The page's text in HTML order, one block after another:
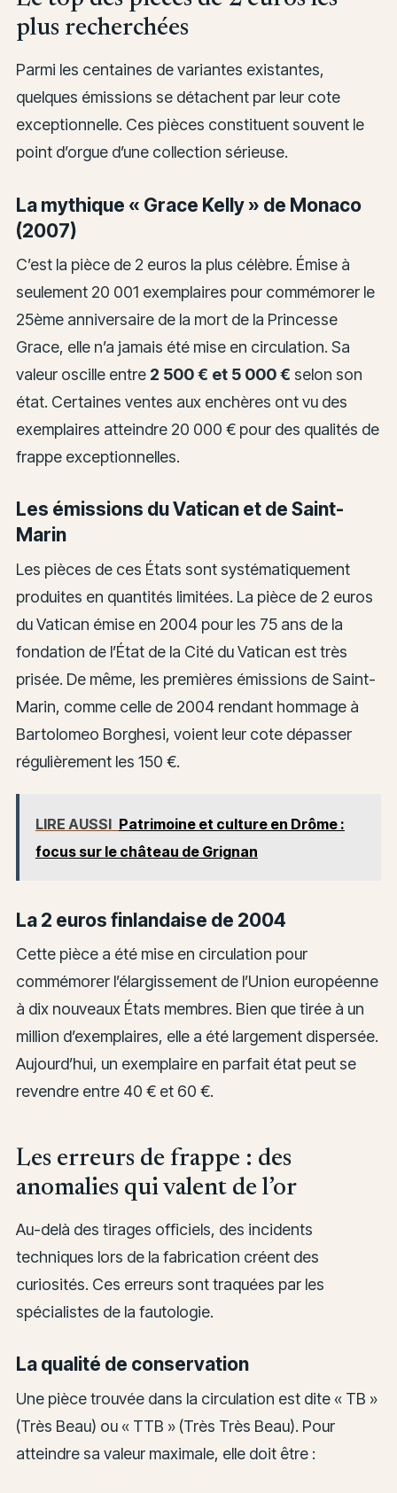
plus recherchées
Parmi les centaines de variantes existantes,
quelques émissions se détachent par leur cote
exceptionnelle. Ces pièces constituent souvent le
point d’orgue d’une collection sérieuse.
La mythique « Grace Kelly » de Monaco
(2007)
C’est la pièce de 2 euros la plus célèbre. Émise à
seulement 20 001 exemplaires pour commémorer le
25ème anniversaire de la mort de la Princesse
Grace, elle n’a jamais été mise en circulation. Sa
valeur oscille entre 2 500 € et 5 000 € selon son
état. Certaines ventes aux enchères ont vu des
exemplaires atteindre 20 000 € pour des qualités de
frappe exceptionnelles.
Les émissions du Vatican et de Saint-
Marin
Les pièces de ces États sont systématiquement
produites en quantités limitées. La pièce de 2 euros
du Vatican émise en 2004 pour les 75 ans de la
fondation de l’État de la Cité du Vatican est très
prisée. De même, les premières émissions de Saint-
Marin, comme celle de 2004 rendant hommage à
Bartolomeo Borghesi, voient leur cote dépasser
régulièrement les 150 €.
LIRE AUSSI Patrimoine et culture en Drôme :
focus sur le château de Grignan
La 2 euros finlandaise de 2004
Cette pièce a été mise en circulation pour
commémorer l’élargissement de l’Union européenne
à dix nouveaux États membres. Bien que tirée à un
million d’exemplaires, elle a été largement dispersée.
Aujourd’hui, un exemplaire en parfait état peut se
revendre entre 40 € et 60 €.
Les erreurs de frappe : des
anomalies qui valent de l’or
Au-delà des tirages officiels, des incidents
techniques lors de la fabrication créent des
curiosités. Ces erreurs sont traquées par les
spécialistes de la fautologie.
La qualité de conservation
Une pièce trouvée dans la circulation est dite « TB »
(Très Beau) ou « TTB » (Très Très Beau). Pour
atteindre sa valeur maximale, elle doit être :